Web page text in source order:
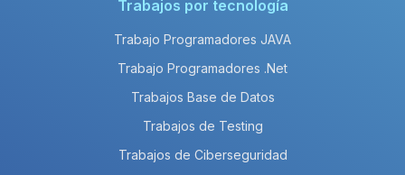
Trabajos por tecnología
Trabajo Programadores JAVA
Trabajo Programadores .Net
Trabajos Base de Datos
Trabajos de Testing
Trabajos de Ciberseguridad